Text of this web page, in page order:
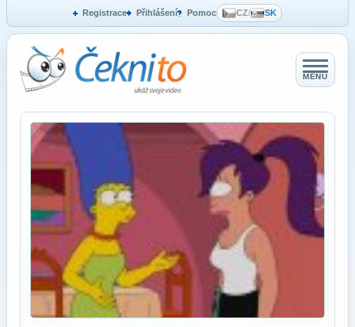
Registrace Přihlášení Pomoc CZ/ SK
MENU